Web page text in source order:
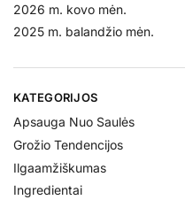
2026 m. kovo mėn.
2025 m. balandžio mėn.
KATEGORIJOS
Apsauga Nuo Saulės
Grožio Tendencijos
Ilgaamžiškumas
Ingredientai